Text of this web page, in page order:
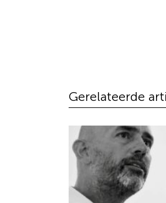
Gerelateerde